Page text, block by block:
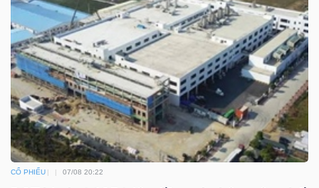
CỔ PHIẾU 07/08 20:22